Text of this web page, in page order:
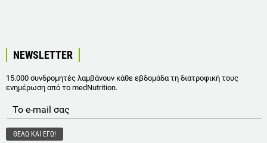
NEWSLETTER
15.000 συνδρομητές λαμβάνουν κάθε εβδομάδα τη διατροφική τους
ενημέρωση από το medNutrition.